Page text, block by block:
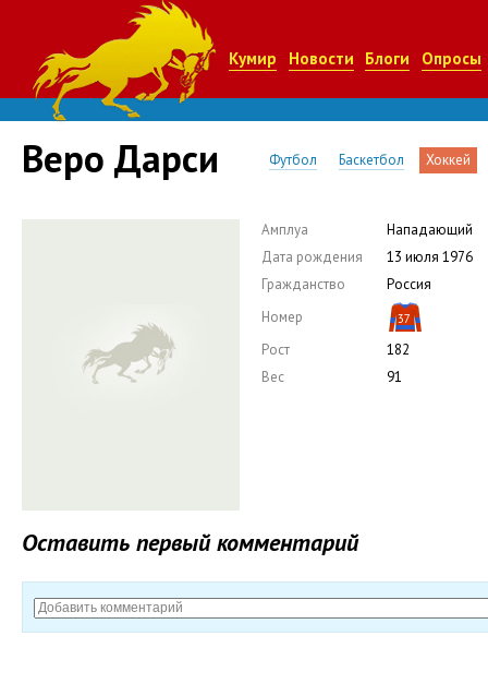
Кумир Новости Блоги Опросы
Веро Дарси Футбол Баскетбол Хоккей
Амплуа
Нападающий
Дата рождения
13 июля 1976
Гражданство
Россия
Номер
37
Рост
182
Вес
91
Оставить первый комментарий